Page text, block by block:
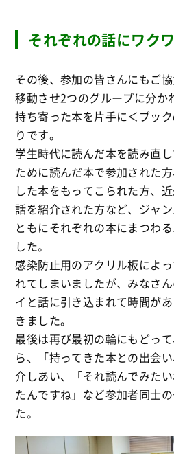
それぞれの話にワク
その後、参加の皆さんにもご
移動させ2つのグループに分か
持ち寄った本を片手に＜ブッ
りです。
学生時代に読んだ本を読み直
ために読んだ本で参加された
した本をもってこられた方、
話を紹介された方など、ジャ
ともにそれぞれの本にまつわ
した。
感染防止用のアクリル板によ
れてしまいましたが、みなさ
イと話に引き込まれて時間が
きました。
最後は再び最初の輪にもどっ
ら、「持ってきた本との出会
介しあい、「それ読んでみた
たんですね」など参加者同士
た。